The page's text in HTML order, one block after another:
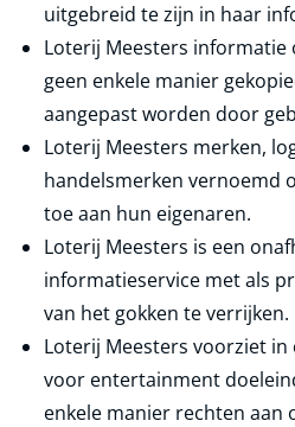
uitgebreid te zijn in haar
Loterij Meesters informatie
geen enkele manier
aangepast worden door
Loterij Meesters merken,
handelsmerken vernoemd
toe aan hun eigenaren.
Loterij Meesters is een
informatieservice met als
van het gokken te verrijken.
Loterij Meesters voorziet
voor entertainment
enkele manier rechten aan